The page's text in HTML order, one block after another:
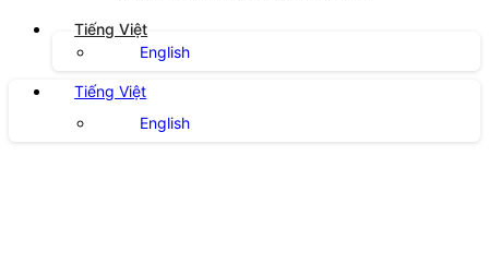
Tiếng Việt
English
Tiếng Việt
English